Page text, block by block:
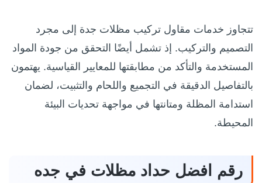
تتجاوز خدمات مقاول تركيب مظلات جدة إلى مجرد
التصميم والتركيب. إذ تشمل أيضًا التحقق من جودة المواد
المستخدمة والتأكد من مطابقتها للمعايير القياسية. يهتمون
بالتفاصيل الدقيقة في التجميع واللحام والتثبيت، لضمان
استدامة المظلة ومتانتها في مواجهة تحديات البيئة
المحيطة.
رقم افضل حداد مظلات في جده